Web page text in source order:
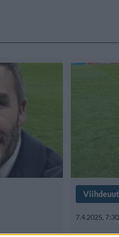
7.4.2025, 7:30